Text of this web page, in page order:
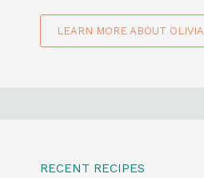
LEARN MORE ABOUT OLIVIA
RECENT RECIPES